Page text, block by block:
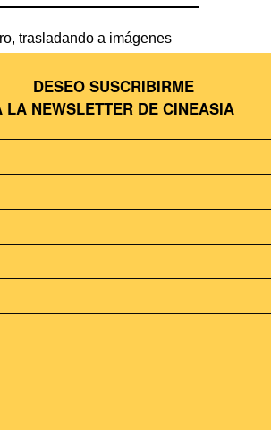
trasladando a imágenes
profundamente
Como sucede con los
la certeza de que la
mientras mantiene otros
DESEO SUSCRIBIRME
LA NEWSLETTER DE CINEASIA